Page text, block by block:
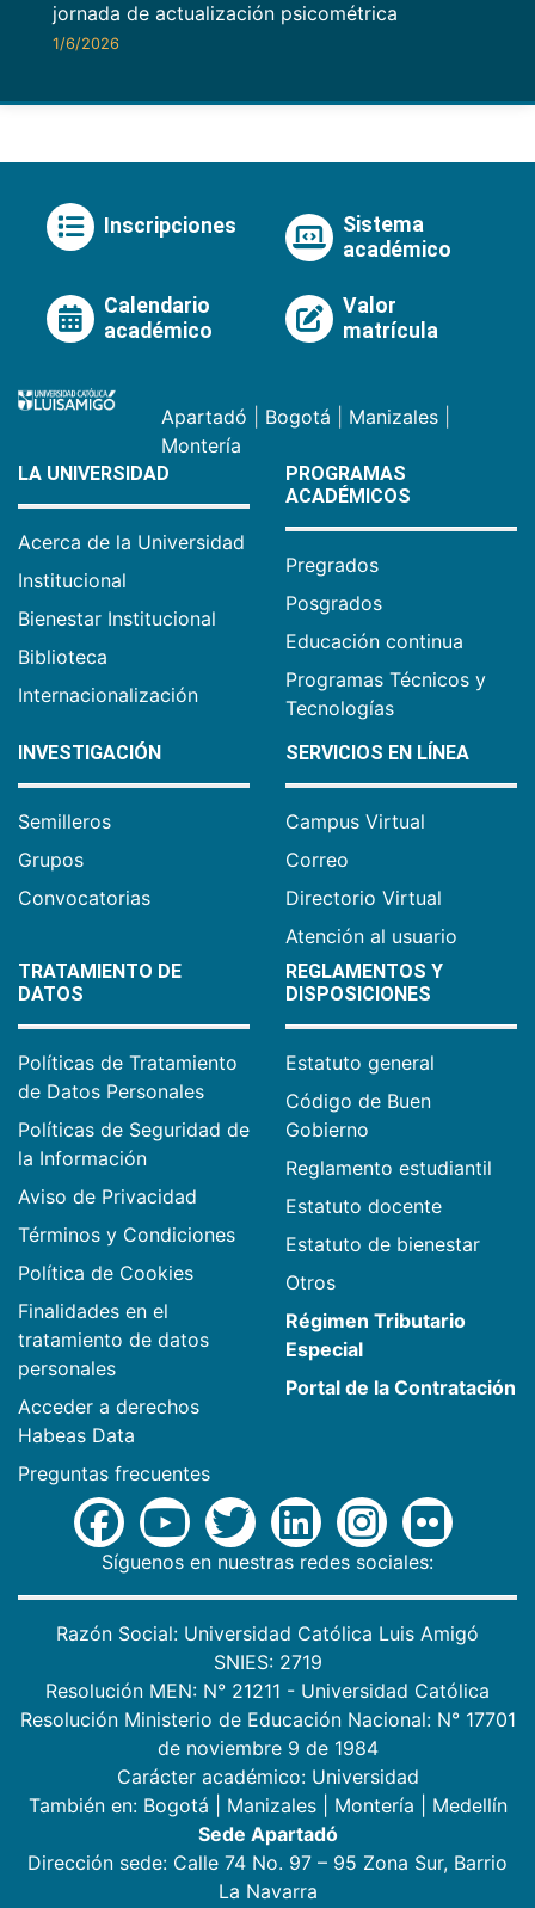
jornada de actualización psicométrica
1/6/2026
Inscripciones
Sistema
académico
Calendario
académico
Valor
matrícula
Apartadó Bogotá Manizales
Montería
LA UNIVERSIDAD
Acerca de la Universidad
Institucional
Bienestar Institucional
Biblioteca
Internacionalización
PROGRAMAS
ACADÉMICOS
Pregrados
Posgrados
Educación continua
Programas Técnicos y
Tecnologías
INVESTIGACIÓN
Semilleros
Grupos
Convocatorias
SERVICIOS EN LÍNEA
Campus Virtual
Correo
Directorio Virtual
Atención al usuario
TRATAMIENTO DE
DATOS
Políticas de Tratamiento
de Datos Personales
Políticas de Seguridad de
la Información
Aviso de Privacidad
Términos y Condiciones
Política de Cookies
Finalidades en el
tratamiento de datos
personales
Acceder a derechos
Habeas Data
Preguntas frecuentes
REGLAMENTOS Y
DISPOSICIONES
Estatuto general
Código de Buen
Gobierno
Reglamento estudiantil
Estatuto docente
Estatuto de bienestar
Otros
Régimen Tributario
Especial
Portal de la Contratación
Síguenos en nuestras redes sociales:
Razón Social: Universidad Católica Luis Amigó
SNIES: 2719
Resolución MEN: N° 21211 - Universidad Católica
Resolución Ministerio de Educación Nacional: N° 17701
de noviembre 9 de 1984
Carácter académico: Universidad
También en: Bogotá Manizales| Montería
Medellín
Sede Apartadó
Dirección sede: Calle 74 No. 97 – 95 Zona Sur, Barrio
La Navarra